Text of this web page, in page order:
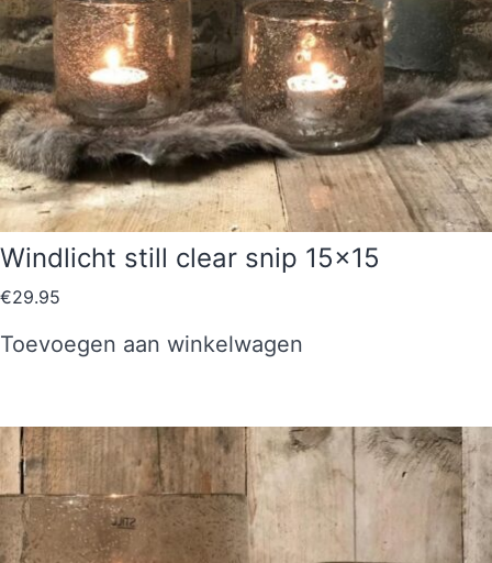
Windlicht still clear snip 15×15
€29.95
Toevoegen aan winkelwagen